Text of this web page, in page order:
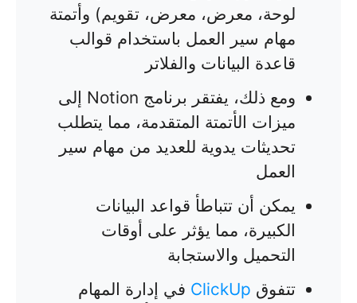
لوحة، معرض، معرض، تقويم) وأتمتة
مهام سير العمل باستخدام قوالب
قاعدة البيانات والفلاتر
ومع ذلك، يفتقر برنامج Notion إلى
ميزات الأتمتة المتقدمة، مما يتطلب
تحديثات يدوية للعديد من مهام سير
العمل
يمكن أن تتباطأ قواعد البيانات
الكبيرة، مما يؤثر على أوقات
التحميل والاستجابة
تتفوق ClickUp في إدارة المهام